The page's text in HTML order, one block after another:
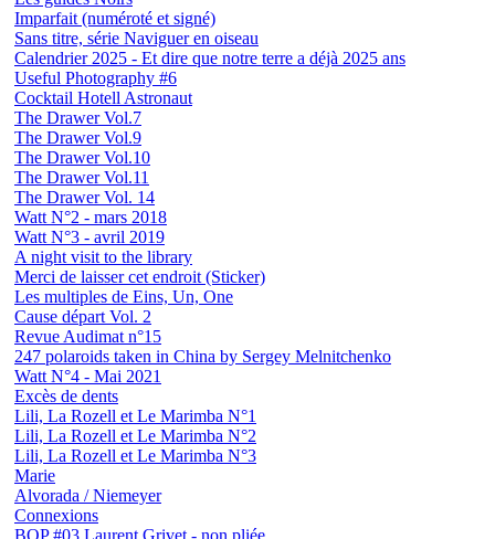
Imparfait (numéroté et signé)
Sans titre, série Naviguer en oiseau
Calendrier 2025 - Et dire que notre terre a déjà 2025 ans
Useful Photography #6
Cocktail Hotell Astronaut
The Drawer Vol.7
The Drawer Vol.9
The Drawer Vol.10
The Drawer Vol.11
The Drawer Vol. 14
Watt N°2 - mars 2018
Watt N°3 - avril 2019
A night visit to the library
Merci de laisser cet endroit (Sticker)
Les multiples de Eins, Un, One
Cause départ Vol. 2
Revue Audimat n°15
247 polaroids taken in China by Sergey Melnitchenko
Watt N°4 - Mai 2021
Excès de dents
Lili, La Rozell et Le Marimba N°1
Lili, La Rozell et Le Marimba N°2
Lili, La Rozell et Le Marimba N°3
Marie
Alvorada / Niemeyer
Connexions
BOP #03 Laurent Grivet - non pliée